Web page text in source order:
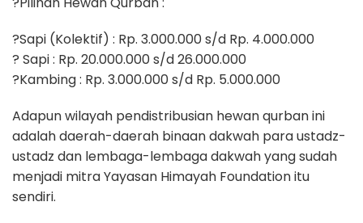
?Sapi (Kolektif) : Rp. 3.000.000 s/d Rp. 4.000.000
? Sapi : Rp. 20.000.000 s/d 26.000.000
?Kambing : Rp. 3.000.000 s/d Rp. 5.000.000
Adapun wilayah pendistribusian hewan qurban ini
adalah daerah-daerah binaan dakwah para ustadz-
ustadz dan lembaga-lembaga dakwah yang sudah
menjadi mitra Yayasan Himayah Foundation itu
sendiri.